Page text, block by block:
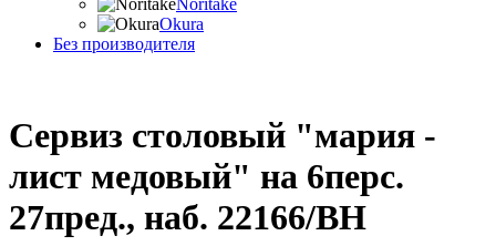
Noritake
Okura
Без производителя
Сервиз столовый "мария -
лист медовый" на 6перс.
27пред., наб. 22166/BH